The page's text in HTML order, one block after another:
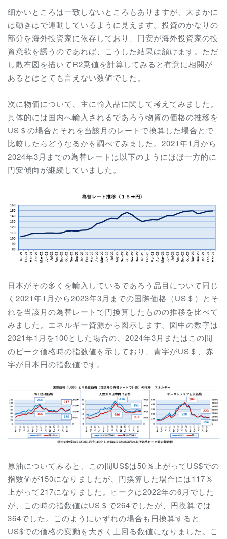
細かいところは一致しないところもありますが、大まかに
は動きはで連動しているように見えます。投資のかなりの
部分を海外投資家に依存しており、円安が海外投資家の投
資意欲を誘うのであれば、こうした結果は頷けます。ただ
し散布図を描いてR2乗値を計算してみると有意に相関が
あるとはとても言えない数値でした。
次に物価について、主に輸入品に関して考えてみました。
具体的には国内へ輸入されるであろう物資の価格の推移を
US＄の場合とそれを当該月のレートで換算した場合とで
比較したらどうなるかを調べてみました。2021年1月から
2024年3月までの為替レートは以下のようにほぼ一方的に
円安傾向が継続していました。
日本がその多くを輸入しているであろう品目について同じ
く2021年1月から2023年3月までの国際価格（US＄）とそ
れを当該月の為替レートで円換算したものの推移を比べて
みました。エネルギー資源から図示します。図中の数字は
2021年1月を100とした場合の、2024年3月またはこの間
のピーク価格時の指数値を示しており、青字がUS＄、赤
字が日本円の指数値です。
原油についてみると、この間US$は50％上がってUS$での
指数値が150になりましたが、円換算した場合には117％
上がって217になりました。ピークは2022年の6月でした
が、この時の指数値はUS＄で264でしたが、円換算では
364でした。このようにいずれの場合も円換算すると
US$での価格の変動を大きく上回る数値になりました。こ